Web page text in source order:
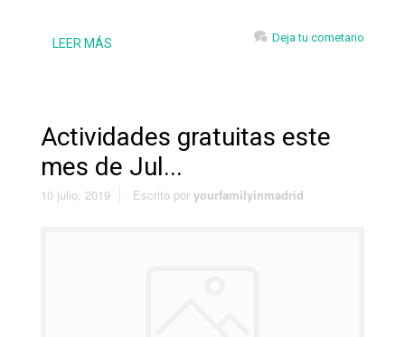
LEER MÁS Deja tu cometario
Actividades gratuitas este
mes de Jul...
10 julio, 2019 Escrito por yourfamilyinmadrid